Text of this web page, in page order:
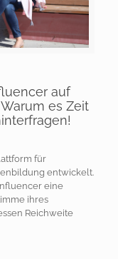
auf
es Zeit
für
entwickelt.
eine
ihres
Reichweite